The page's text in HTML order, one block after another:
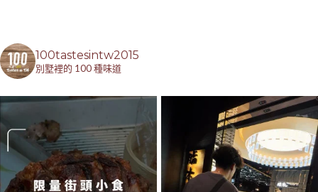
100tastesintw2015
別墅裡的 100 種味道